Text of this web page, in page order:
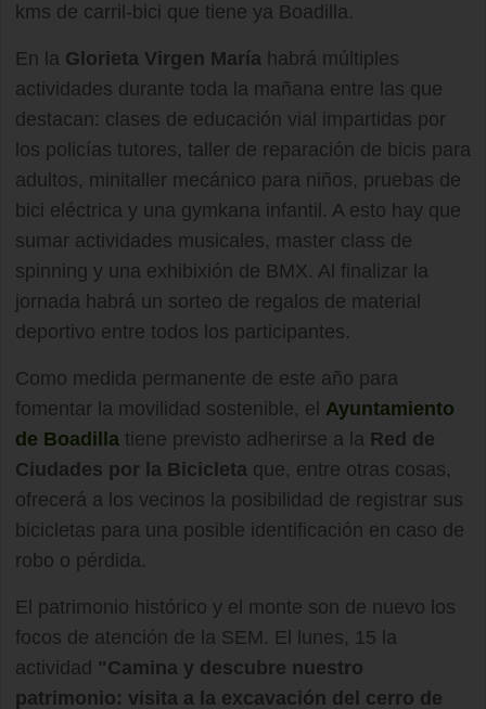
kms de carril-bici que tiene ya Boadilla.
En la Glorieta Virgen María habrá múltiples
actividades durante toda la mañana entre las que
destacan: clases de educación vial impartidas por
los policías tutores, taller de reparación de bicis para
adultos, minitaller mecánico para niños, pruebas de
bici eléctrica y una gymkana infantil. A esto hay que
sumar actividades musicales, master class de
spinning y una exhibixión de BMX. Al finalizar la
jornada habrá un sorteo de regalos de material
deportivo entre todos los participantes.
Como medida permanente de este año para
fomentar la movilidad sostenible, el Ayuntamiento
de Boadilla tiene previsto adherirse a la Red de
Ciudades por la Bicicleta que, entre otras cosas,
ofrecerá a los vecinos la posibilidad de registrar sus
bicicletas para una posible identificación en caso de
robo o pérdida.
El patrimonio histórico y el monte son de nuevo los
focos de atención de la SEM. El lunes, 15 la
actividad "Camina y descubre nuestro
patrimonio: visita a la excavación del cerro de